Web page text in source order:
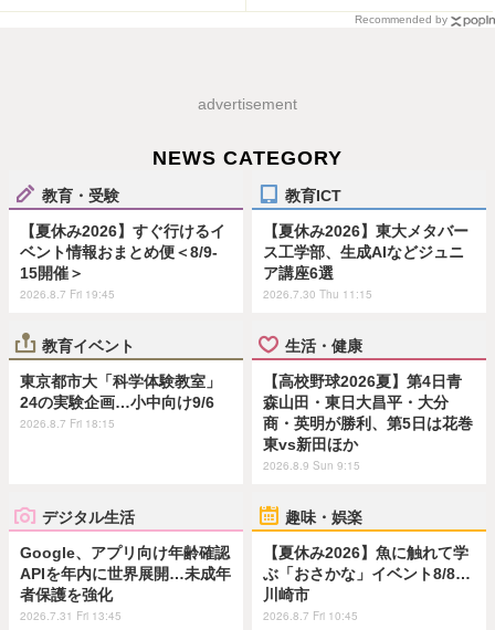
Recommended by
advertisement
NEWS CATEGORY
教育・受験
【夏休み2026】すぐ行けるイ
ベント情報おまとめ便＜8/9-
15開催＞
2026.8.7 Fri 19:45
教育ICT
【夏休み2026】東大メタバー
ス工学部、生成AIなどジュニ
ア講座6選
2026.7.30 Thu 11:15
教育イベント
東京都市大「科学体験教室」
24の実験企画…小中向け9/6
2026.8.7 Fri 18:15
生活・健康
【高校野球2026夏】第4日青
森山田・東日大昌平・大分
商・英明が勝利、第5日は花巻
東vs新田ほか
2026.8.9 Sun 9:15
デジタル生活
Google、アプリ向け年齢確認
APIを年内に世界展開…未成年
者保護を強化
2026.7.31 Fri 13:45
趣味・娯楽
【夏休み2026】魚に触れて学
ぶ「おさかな」イベント8/8…
川崎市
2026.8.7 Fri 10:45